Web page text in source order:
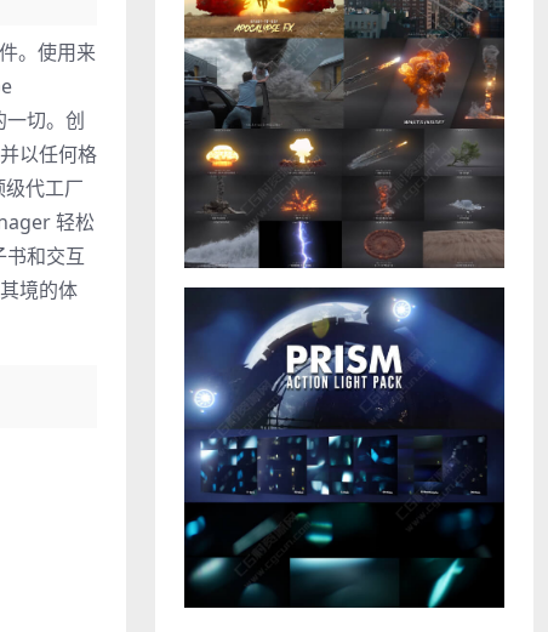
。使用来
切。创
以任何格
代工厂
轻松
书和交互
境的体